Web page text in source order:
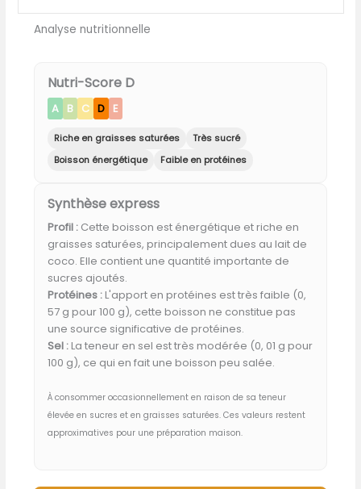
Analyse nutritionnelle
Nutri-Score D
A B C D E
Riche en graisses saturées
Très sucré
Boisson énergétique
Faible en protéines
Synthèse express
Profil :Cette boisson est énergétique et riche en
graisses saturées, principalement dues au lait de
coco. Elle contient une quantité importante de
sucres ajoutés.
Protéines :L'apport en protéines est très faible (0,
57 g pour 100 g), cette boisson ne constitue pas
une source significative de protéines.
Sel :La teneur en sel est très modérée (0, 01 g pour
100 g), ce qui en fait une boisson peu salée.
À consommer occasionnellement en raison de sa teneur
élevée en sucres et en graisses saturées. Ces valeurs restent
approximatives pour une préparation maison.